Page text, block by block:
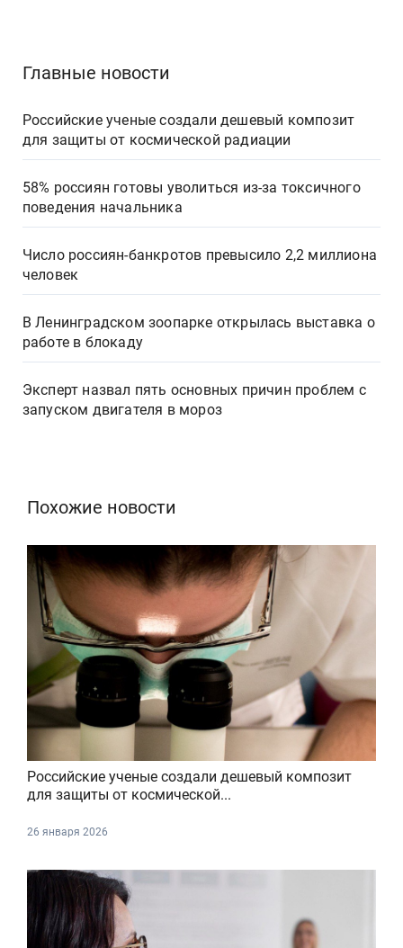
Главные новости
Российские ученые создали дешевый композит
для защиты от космической радиации
58% россиян готовы уволиться из-за токсичного
поведения начальника
Число россиян-банкротов превысило 2,2 миллиона
человек
В Ленинградском зоопарке открылась выставка о
работе в блокаду
Эксперт назвал пять основных причин проблем с
запуском двигателя в мороз
Похожие новости
Российские ученые создали дешевый композит
для защиты от космической...
26 января 2026